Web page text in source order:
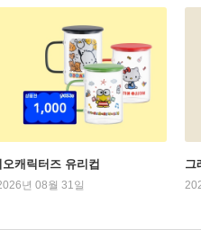
캐릭터즈 유리컵
년 08월 31일
그